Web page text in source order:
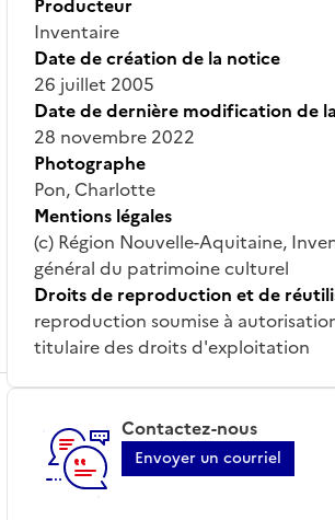
Inventaire
Date de création de la notice
26 juillet 2005
Date de dernière modification de
28 novembre 2022
Photographe
Pon, Charlotte
Mentions légales
(c) Région Nouvelle-Aquitaine,
général du patrimoine culturel
Droits de reproduction et de
reproduction soumise à
titulaire des droits d'exploitation
Contactez-nous
Envoyer un courriel